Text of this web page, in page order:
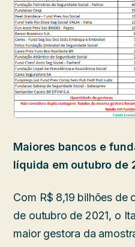
Maiores bancos e
líquida em outubro de
Com R$ 8,19 bilhões de
de outubro de 2021, o
maior gestora da